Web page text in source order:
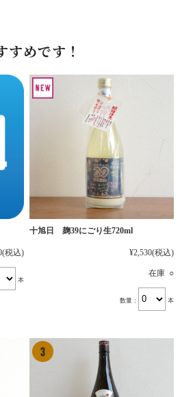
すめです！
(税込)
本
十旭日 麹39にごり生720ml
¥2,530(税込)
在庫 ○
数量： 本